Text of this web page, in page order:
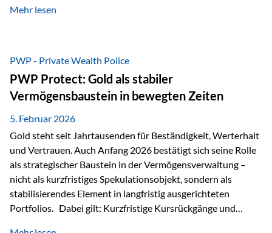
was bekommen – wann – und in welcher Struktur?Und vor
bei größeren Vermögen ist das entscheidend.
Mehr lesen
PWP - Private Wealth Police
PWP Protect: Gold als stabiler
Vermögensbaustein in bewegten Zeiten
5. Februar 2026
Gold steht seit Jahrtausenden für Beständigkeit, Werterhalt
und Vertrauen. Auch Anfang 2026 bestätigt sich seine Rolle
als strategischer Baustein in der Vermögensverwaltung –
nicht als kurzfristiges Spekulationsobjekt, sondern als
stabilisierendes Element in langfristig ausgerichteten
Portfolios. Dabei gilt: Kurzfristige Kursrückgänge und